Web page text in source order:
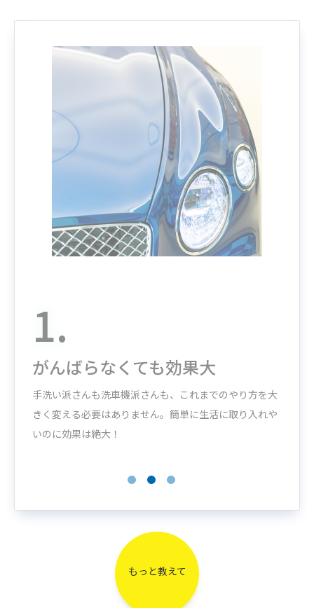
2.
もっちり濃密な泡で洗車タイム
がもっと楽しく！
ッと作って塗り伸ばすのは、文句なしに楽しい
もっと教えて